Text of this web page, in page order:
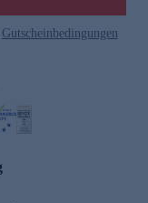
Gutscheinbedingungen